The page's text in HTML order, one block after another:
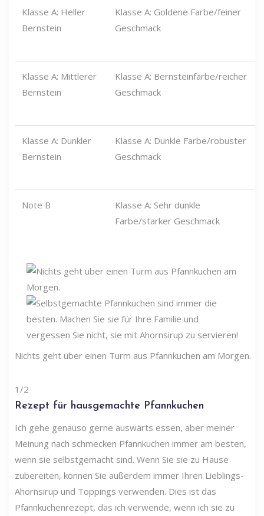
Klasse A: Heller
Bernstein
Klasse A: Goldene Farbe/feiner
Geschmack
Klasse A: Mittlerer
Bernstein
Klasse A: Bernsteinfarbe/reicher
Geschmack
Klasse A: Dunkler
Bernstein
Klasse A: Dunkle Farbe/robuster
Geschmack
Note B
Klasse A: Sehr dunkle
Farbe/starker Geschmack
Nichts geht über einen Turm aus Pfannkuchen am Morgen.
1/2
Rezept für hausgemachte Pfannkuchen
Ich gehe genauso gerne auswärts essen, aber meiner
Meinung nach schmecken Pfannkuchen immer am besten,
wenn sie selbstgemacht sind. Wenn Sie sie zu Hause
zubereiten, können Sie außerdem immer Ihren Lieblings-
Ahornsirup und Toppings verwenden. Dies ist das
Pfannkuchenrezept, das ich verwende, wenn ich sie zu